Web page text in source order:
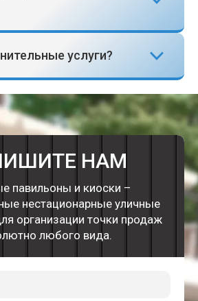
услуги?
НАМ
павильоны и киоски –
нестационарные уличные
организации точки продаж
любого вида.